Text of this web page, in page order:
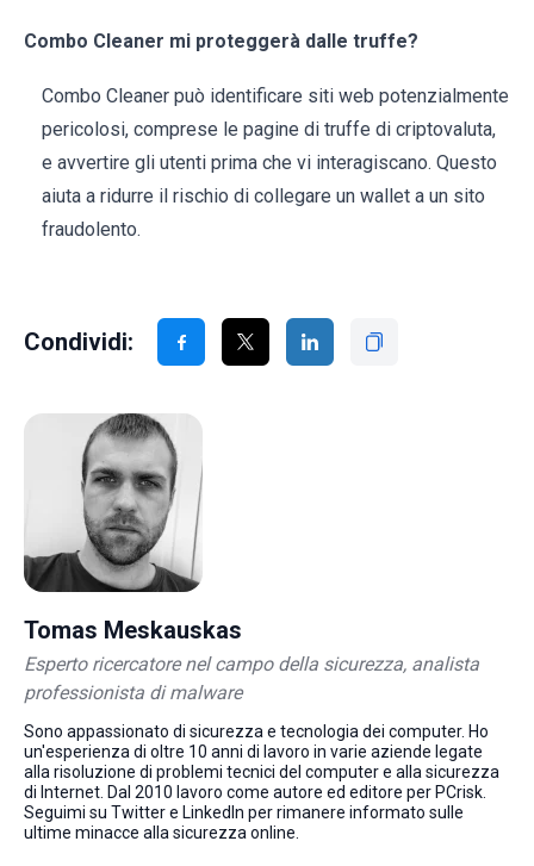
Combo Cleaner mi proteggerà dalle truffe?
Combo Cleaner può identificare siti web potenzialmente
pericolosi, comprese le pagine di truffe di criptovaluta,
e avvertire gli utenti prima che vi interagiscano. Questo
aiuta a ridurre il rischio di collegare un wallet a un sito
fraudolento.
Condividi:
Tomas Meskauskas
Esperto ricercatore nel campo della sicurezza, analista
professionista di malware
Sono appassionato di sicurezza e tecnologia dei computer. Ho
un'esperienza di oltre 10 anni di lavoro in varie aziende legate
alla risoluzione di problemi tecnici del computer e alla sicurezza
di Internet. Dal 2010 lavoro come autore ed editore per PCrisk.
Seguimi su Twitter e LinkedIn per rimanere informato sulle
ultime minacce alla sicurezza online.